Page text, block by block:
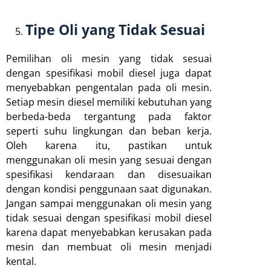
Tipe Oli yang Tidak Sesuai
Pemilihan oli mesin yang tidak sesuai
dengan spesifikasi mobil diesel juga dapat
menyebabkan pengentalan pada oli mesin.
Setiap mesin diesel memiliki kebutuhan yang
berbeda-beda tergantung pada faktor
seperti suhu lingkungan dan beban kerja.
Oleh karena itu, pastikan untuk
menggunakan oli mesin yang sesuai dengan
spesifikasi kendaraan dan disesuaikan
dengan kondisi penggunaan saat digunakan.
Jangan sampai menggunakan oli mesin yang
tidak sesuai dengan spesifikasi mobil diesel
karena dapat menyebabkan kerusakan pada
mesin dan membuat oli mesin menjadi
kental.